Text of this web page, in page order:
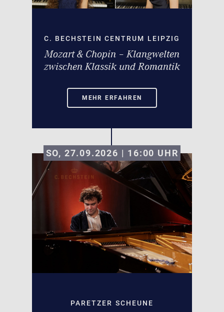
C. BECHSTEIN CENTRUM LEIPZIG
Mozart & Chopin – Klangwelten
zwischen Klassik und Romantik
MEHR ERFAHREN
SO, 27.09.2026 | 16:00 UHR
PARETZER SCHEUNE